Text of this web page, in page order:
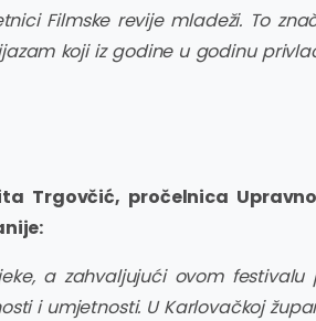
Filmske revije mladeži. To
koji iz godine u godinu
Trgovčić, pročelnica
a zahvaljujući ovom
i umjetnosti. U Karlovačkoj